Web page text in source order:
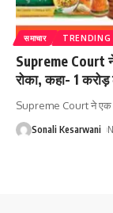
समाचार TRENDING
Supreme Court
रोका, कहा- 1 करोड़
Supreme Court ने एक
Sonali Kesarwani